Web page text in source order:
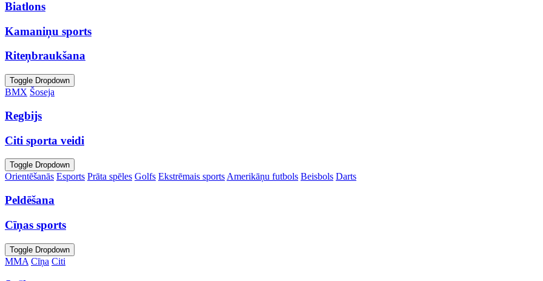
Biatlons
Kamaniņu sports
Riteņbraukšana
Toggle Dropdown
BMX Šoseja
Regbijs
Citi sporta veidi
Toggle Dropdown
Orientēšanās Esports Prāta spēles Golfs Ekstrēmais sports Amerikāņu futbols Beisbols Darts
Peldēšana
Cīņas sports
Toggle Dropdown
MMA Cīņa Citi